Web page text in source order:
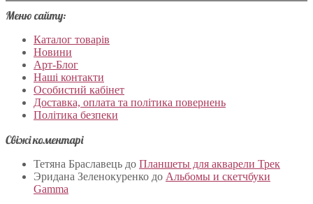
Меню сайту:
Каталог товарів
Новини
Арт-Блог
Наші контакти
Особистий кабінет
Доставка, оплата та політика повернень
Політика безпеки
Свіжі коментарі
Тетяна Браславець до Планшеты для акварели Трек
Эридана Зеленокуренко до Альбомы и скетчбуки
Gamma